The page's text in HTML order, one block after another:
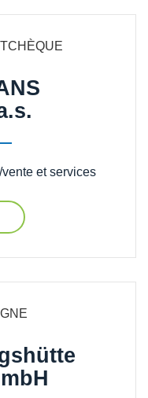
et services